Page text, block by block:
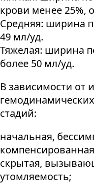
крови менее 25%,
Средняя: ширина
49 мл/уд.
Тяжелая: ширина
более 50 мл/уд.
В зависимости от
стадий:
начальная,
скрытая,
утомляемость;